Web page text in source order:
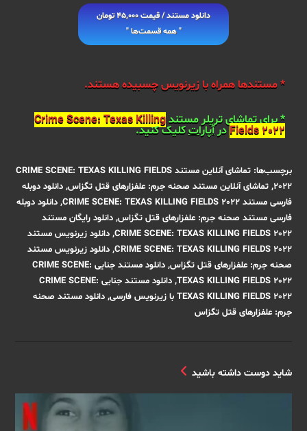
دانلود مستند / قیمت 45,000 تومان
" همه قسمت‌ها "
* مستندها همراه با زیرنویس چسبیده هستند.
* برای تماشای تریلر مستند Crime Scene: Texas Killing
Fields 2022درآپاراتکلیک کنید.
برچسب‌ها:
تماشای آنلاین مستند CRIME SCENE: TEXAS KILLING FIELDS
2022
, تماشای آنلاین مستند صحنه جرم: علفزارهای قتل تگزاس, دانلود دوبله
فارسی مستند CRIME SCENE: TEXAS KILLING FIELDS 2022
, دانلود دوبله
فارسی مستند صحنه جرم: علفزارهای قتل تگزاس, دانلود رایگان مستند
CRIME SCENE: TEXAS KILLING FIELDS 2022
, دانلود زیرنویس مستند
CRIME SCENE: TEXAS KILLING FIELDS 2022
, دانلود زیرنویس مستند
صحنه جرم: علفزارهای قتل تگزاس,
دانلود مستند جنایی CRIME SCENE:
TEXAS KILLING FIELDS 2022
,
دانلود مستند جنایی CRIME SCENE:
TEXAS KILLING FIELDS 2022 با زیرنویس فارسی
, دانلود مستند صحنه
جرم: علفزارهای قتل تگزاس
شاید دوست داشته باشید